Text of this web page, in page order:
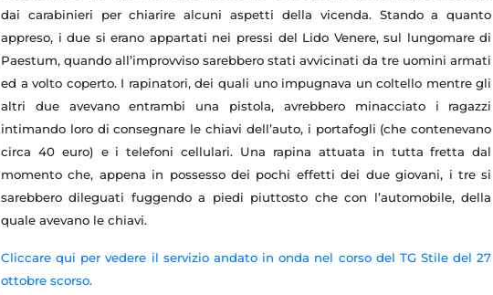
dai carabinieri per chiarire alcuni aspetti della vicenda. Stando a quanto
appreso, i due si erano appartati nei pressi del Lido Venere, sul lungomare di
Paestum, quando all’improvviso sarebbero stati avvicinati da tre uomini armati
ed a volto coperto. I rapinatori, dei quali uno impugnava un coltello mentre gli
altri due avevano entrambi una pistola, avrebbero minacciato i ragazzi
intimando loro di consegnare le chiavi dell’auto, i portafogli (che contenevano
circa 40 euro) e i telefoni cellulari. Una rapina attuata in tutta fretta dal
momento che, appena in possesso dei pochi effetti dei due giovani, i tre si
sarebbero dileguati fuggendo a piedi piuttosto che con l’automobile, della
quale avevano le chiavi.
Cliccare qui per vedere il servizio andato in onda nel corso del TG Stile del 27
ottobre scorso.